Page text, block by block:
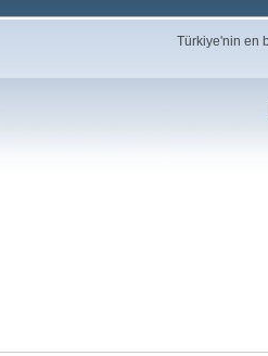
Türkiye'nin en